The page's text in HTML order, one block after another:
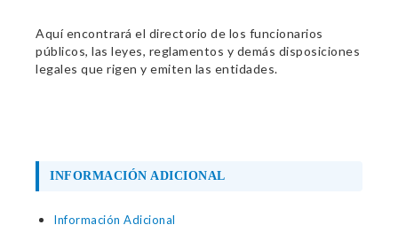
Aquí encontrará el directorio de los funcionarios
públicos, las leyes, reglamentos y demás disposiciones
legales que rigen y emiten las entidades.
INFORMACIÓN ADICIONAL
Información Adicional